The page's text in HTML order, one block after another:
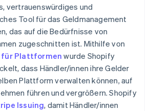
vertrauenswürdiges und
Tool für das Geldmanagement
das auf die Bedürfnisse von
zugeschnitten ist. Mithilfe von
für Plattformenwurde Shopify
dass Händler/innen ihre Gelder
Plattform verwalten können, auf
führen und vergrößern. Shopify
Issuing, damit Händler/innen